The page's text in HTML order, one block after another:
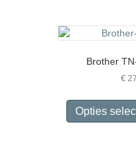
Brother
€
Opties